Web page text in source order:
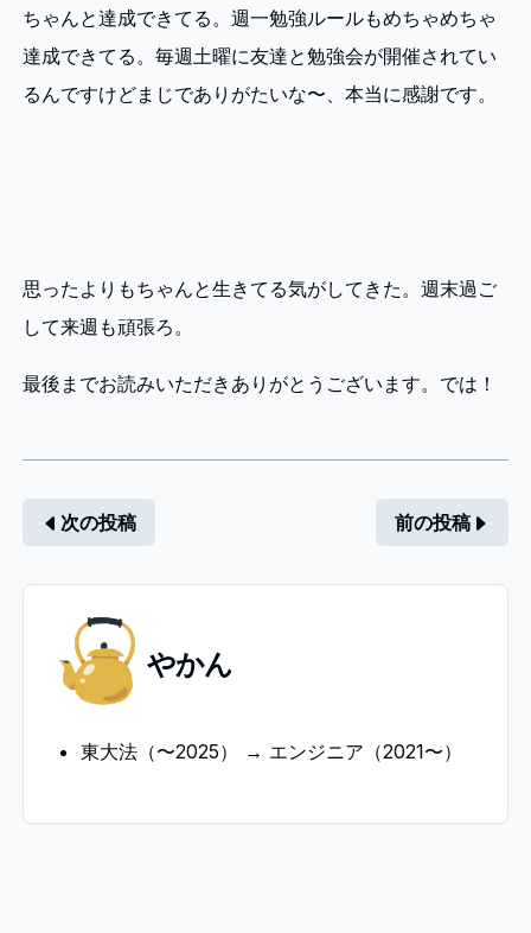
ちゃんと達成できてる。週一勉強ルールもめちゃめちゃ
達成できてる。毎週土曜に友達と勉強会が開催されてい
るんですけどまじでありがたいな〜、本当に感謝です。
思ったよりもちゃんと生きてる気がしてきた。週末過ご
して来週も頑張ろ。
最後までお読みいただきありがとうございます。では！
次の投稿 前の投稿
か
やかん
東大法（〜2025） → エンジニア（2021〜）